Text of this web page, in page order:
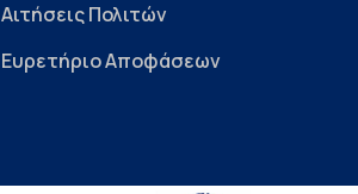
Αιτήσεις Πολιτών
Ευρετήριο Αποφάσεων